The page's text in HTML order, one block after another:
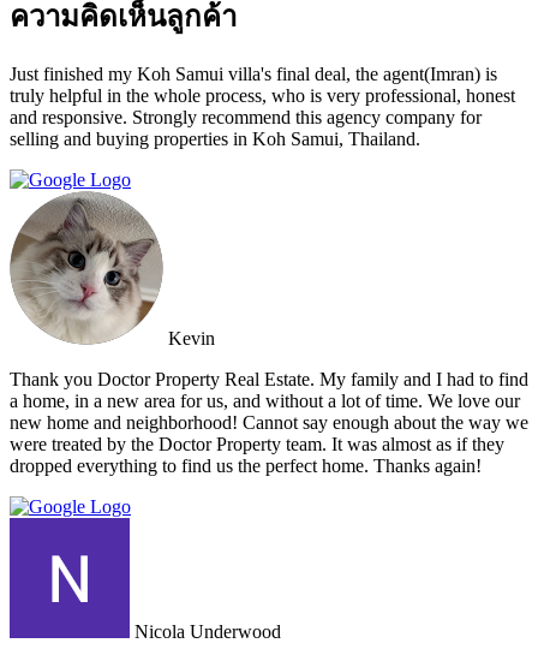
ความคิดเห็นลูกค้า
Just finished my Koh Samui villa's final deal, the agent(Imran) is
truly helpful in the whole process, who is very professional, honest
and responsive. Strongly recommend this agency company for
selling and buying properties in Koh Samui, Thailand.
Kevin
Thank you Doctor Property Real Estate. My family and I had to find
a home, in a new area for us, and without a lot of time. We love our
new home and neighborhood! Cannot say enough about the way we
were treated by the Doctor Property team. It was almost as if they
dropped everything to find us the perfect home. Thanks again!
Nicola Underwood